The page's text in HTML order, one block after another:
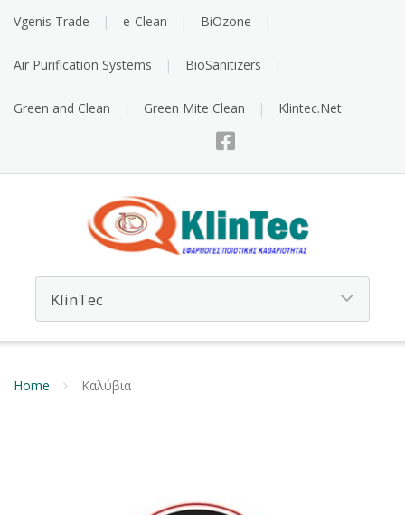
Vgenis Trade e-Clean BiOzone
Air Purification Systems BioSanitizers
Green and Clean Green Mite Clean Klintec.Net
Home Καλύβια